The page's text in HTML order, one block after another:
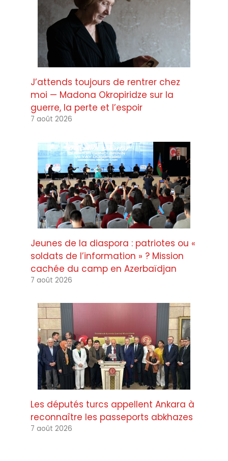
J’attends toujours de rentrer chez
moi — Madona Okropiridze sur la
guerre, la perte et l’espoir
7 août 2026
Jeunes de la diaspora : patriotes ou «
soldats de l’information » ? Mission
cachée du camp en Azerbaïdjan
7 août 2026
Les députés turcs appellent Ankara à
reconnaître les passeports abkhazes
7 août 2026